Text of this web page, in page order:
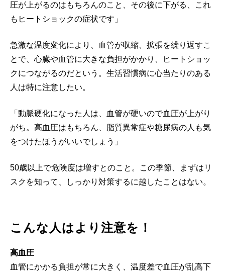
圧が上がるのはもちろんのこと、その後に下がる、これ
もヒートショックの症状です」
急激な温度変化により、血管が収縮、拡張を繰り返すこ
とで、心臓や血管に大きな負担がかかり、ヒートショッ
クにつながるのだという。生活習慣病に心当たりのある
人は特に注意したい。
「動脈硬化になった人は、血管が硬いので血圧が上がり
がち。高血圧はもちろん、脂質異常症や糖尿病の人も気
をつけたほうがいいでしょう」
50歳以上で危険度は増すとのこと。この季節、まずはリ
スクを知って、しっかり対策するに越したことはない。
こんな人はより注意を！
高血圧
血管にかかる負担が常に大きく、温度差で血圧が乱高下